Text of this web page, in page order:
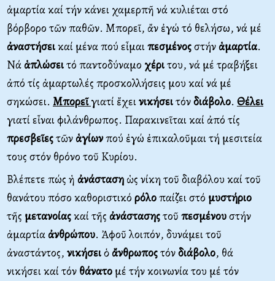
ἁμαρτία καί τήν κάνει χαμερπῆ νά κυλιέται στό
βόρβορο τῶν παθῶν. Μπορεῖ, ἄν ἐγώ τό θελήσω, νά μέ
ἀναστήσεικαί μένα πού εἶμαιπεσμένοςστήν ἁμαρτία.
Νά ἁπλώσειτό παντοδύναμο χέριτου, νά μέ τραβήξει
ἀπό τίς ἁμαρτωλές προσκολλήσεις μου καί νά μέ
σηκώσει. Μπορεῖγιατί ἔχεινικήσειτόνδιάβολο. Θέλει
γιατί εἶναι φιλάνθρωπος. Παρακινεῖται καί ἀπό τίς
πρεσβεῖεςτῶν ἁγίωνπού ἐγώ ἐπικαλοῦμαι τή μεσιτεία
τους στόν θρόνο τοῦ Κυρίου.
Βλέπετε πώς ἡ ἀνάσταση ὡς νίκη τοῦ διαβόλου καί τοῦ
θανάτου πόσο καθοριστικό ρόλοπαίζει στό μυστήριο
τῆς μετανοίαςκαί τῆς ἀνάστασηςτοῦ πεσμένουστήν
ἁμαρτία ἀνθρώπου. Ἀφοῦ λοιπόν, δυνάμει τοῦ
ἀναστάντος, νικήσειὁ ἄνθρωποςτόνδιάβολο, θά
νικήσει καί τόν θάνατο μέ τήν κοινωνία του μέ τόν